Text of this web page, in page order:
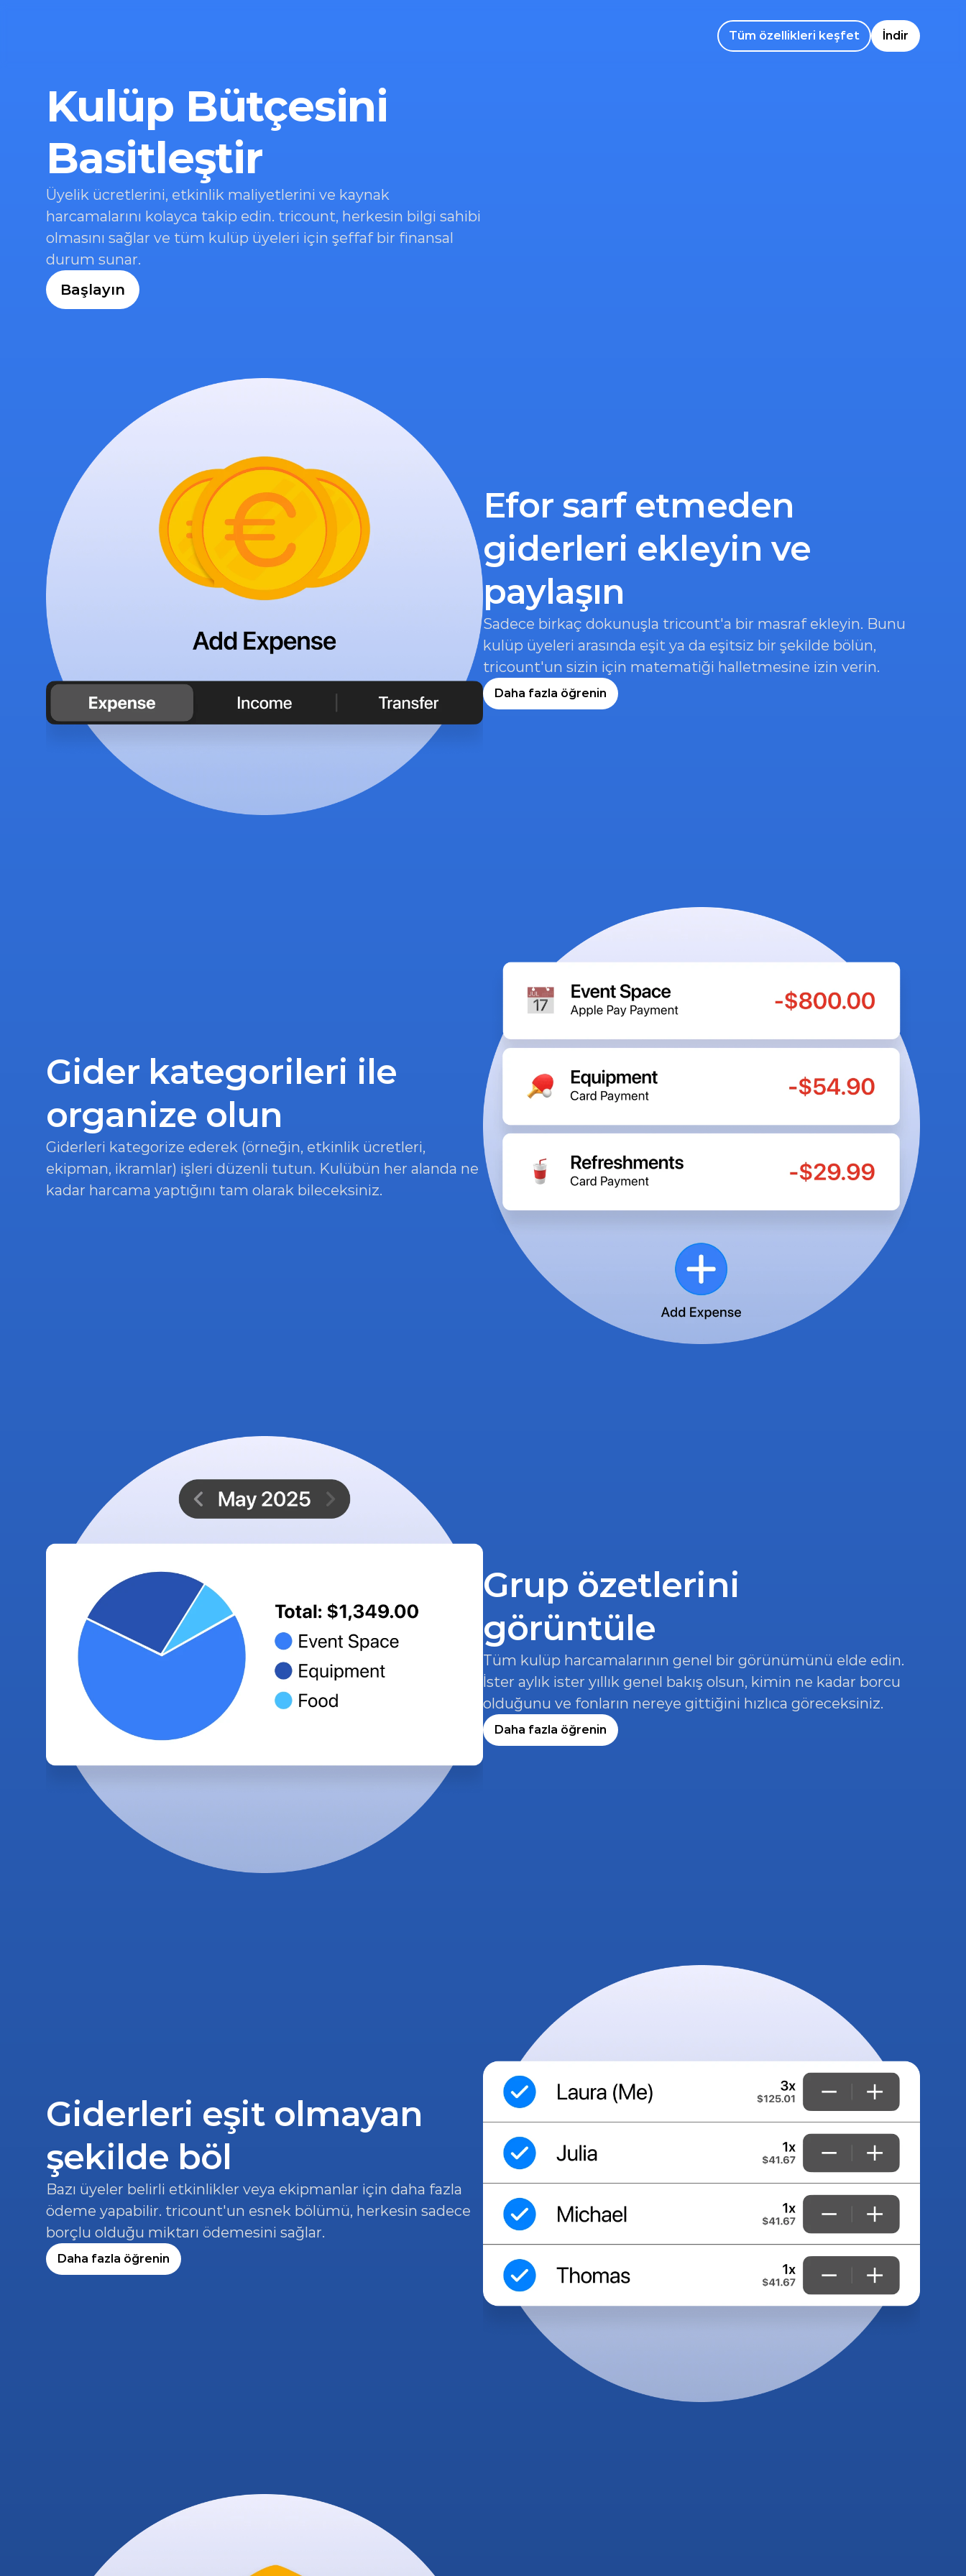
Tüm özellikleri keşfet İndir
Kulüp Bütçesini
Basitleştir
Üyelik ücretlerini, etkinlik maliyetlerini ve kaynak
harcamalarını kolayca takip edin. tricount, herkesin bilgi sahibi
olmasını sağlar ve tüm kulüp üyeleri için şeffaf bir finansal
durum sunar.
Başlayın
Efor sarf etmeden
giderleri ekleyin ve
paylaşın
Sadece birkaç dokunuşla tricount'a bir masraf ekleyin. Bunu
kulüp üyeleri arasında eşit ya da eşitsiz bir şekilde bölün,
tricount'un sizin için matematiği halletmesine izin verin.
Daha fazla öğrenin
Gider kategorileri ile
organize olun
Giderleri kategorize ederek (örneğin, etkinlik ücretleri,
ekipman, ikramlar) işleri düzenli tutun. Kulübün her alanda ne
kadar harcama yaptığını tam olarak bileceksiniz.
Grup özetlerini
görüntüle
Tüm kulüp harcamalarının genel bir görünümünü elde edin.
İster aylık ister yıllık genel bakış olsun, kimin ne kadar borcu
olduğunu ve fonların nereye gittiğini hızlıca göreceksiniz.
Daha fazla öğrenin
Giderleri eşit olmayan
şekilde böl
Bazı üyeler belirli etkinlikler veya ekipmanlar için daha fazla
ödeme yapabilir. tricount'un esnek bölümü, herkesin sadece
borçlu olduğu miktarı ödemesini sağlar.
Daha fazla öğrenin